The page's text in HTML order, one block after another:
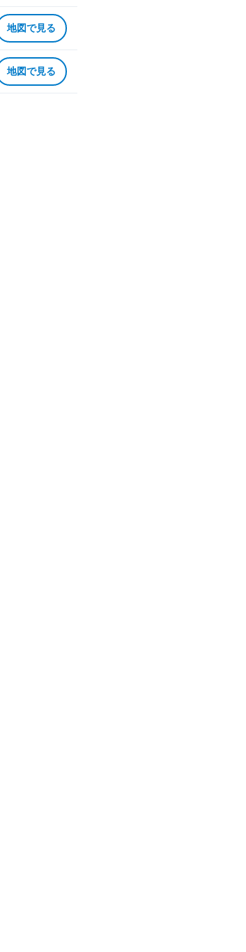
地図で見る
地図で見る